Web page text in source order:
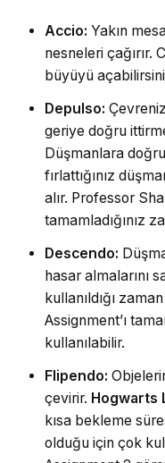
Accio: Yakın
nesneleri çağırır.
büyüyü
Depulso:
geriye doğru
Düşmanlara
fırlattığınız
alır. Professor
tamamladığınız
Descendo:
hasar almalarını
kullanıldığı
Assignment’ı
kullanılabilir.
Flipendo:
çevirir. Hogwarts
kısa bekleme
olduğu için çok